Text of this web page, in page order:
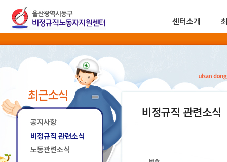
센터소개
최근소식
공지사항
비정규직 관련소식
노동관련소식
비정규직 관련소식